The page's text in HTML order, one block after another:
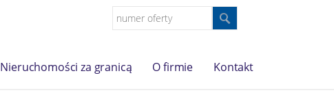
Nieruchomości za granicą O firmie Kontakt